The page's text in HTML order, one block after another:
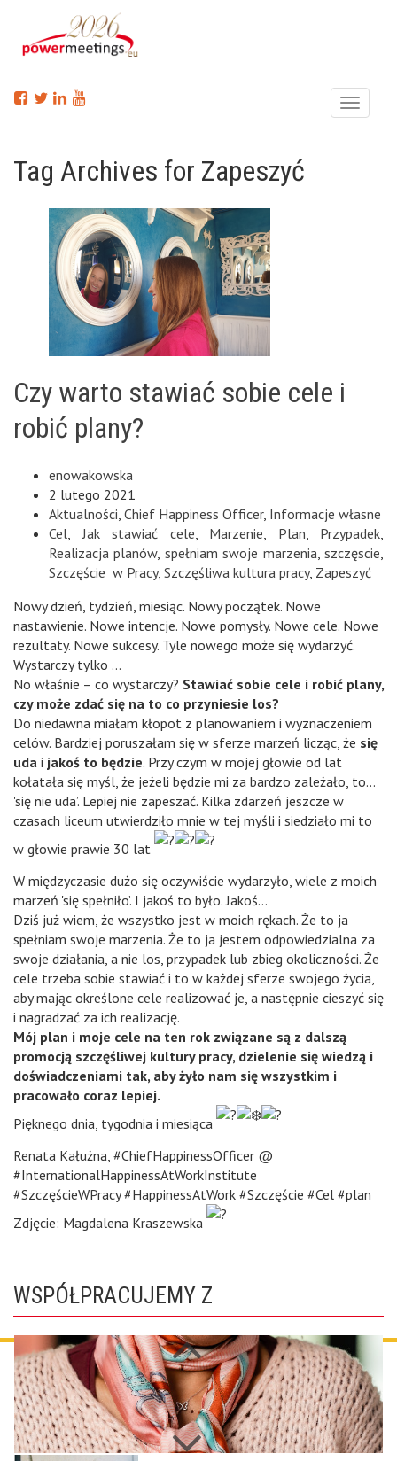
Menu
Tag Archives for Zapeszyć
Czy warto stawiać sobie cele i
robić plany?
enowakowska
2 lutego 2021
Aktualności Chief Happiness Officer, Informacje własne
Cel
Jak stawiać cele Marzenie Plan Przypadek
Realizacja planów, spełniam swoje marzenia ,szczęscie
Szczęście w Pracy, Szczęśliwa kultura pracy, Zapeszyć
Nowy dzień, tydzień, miesiąc. Nowy początek. Nowe
nastawienie. Nowe intencje. Nowe pomysły. Nowe cele. Nowe
rezultaty. Nowe sukcesy. Tyle nowego może się wydarzyć.
Wystarczy tylko …
No właśnie – co wystarczy? Stawiać sobie cele i robić plany,
czy może zdać się na to co przyniesie los?
Do niedawna miałam kłopot z planowaniem i wyznaczeniem
celów. Bardziej poruszałam się w sferze marzeń licząc, że się
uda i jakoś to będzie. Przy czym w mojej głowie od lat
kołatała się myśl, że jeżeli będzie mi za bardzo zależało, to…
'się nie uda’. Lepiej nie zapeszać. Kilka zdarzeń jeszcze w
czasach liceum utwierdziło mnie w tej myśli i siedziało mi to
w głowie prawie 30 lat
W międzyczasie dużo się oczywiście wydarzyło, wiele z moich
marzeń 'się spełniło’. I jakoś to było. Jakoś…
Dziś już wiem, że wszystko jest w moich rękach. Że to ja
spełniam swoje marzenia. Że to ja jestem odpowiedzialna za
swoje działania, a nie los, przypadek lub zbieg okoliczności. Że
cele trzeba sobie stawiać i to w każdej sferze swojego życia,
aby mając określone cele realizować je, a następnie cieszyć się
i nagradzać za ich realizację.
Mój plan i moje cele na ten rok związane są z dalszą
promocją szczęśliwej kultury pracy, dzielenie się wiedzą i
doświadczeniami tak, aby żyło nam się wszystkim i
pracowało coraz lepiej.
Pięknego dnia, tygodnia i miesiąca
Renata Kałużna, #ChiefHappinessOfficer @
#InternationalHappinessAtWorkInstitute
#SzczęścieWPracy #HappinessAtWork #Szczęście #Cel #plan
Zdjęcie: Magdalena Kraszewska
WSPÓŁPRACUJEMY Z
Next